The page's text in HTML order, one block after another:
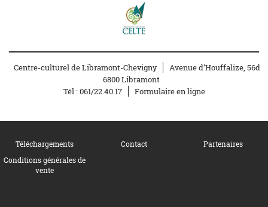
Centre-culturel de Libramont-Chevigny
Avenue d’Houffalize, 56d
6800 Libramont
Tél :061/22.40.17 Formulaire en ligne
Téléchargements
Conditions générales de
vente
Contact Partenaires